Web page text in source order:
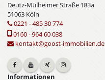
Deutz-Mülheimer Straße 183a
51063 Köln
0221 - 485 30 774
0160 - 964 60 038
kontakt@goost-immobilien.de
Informationen